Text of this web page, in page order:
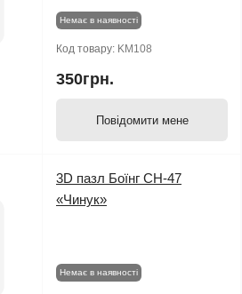
Немає в наявності
Код товару: KM108
350грн.
Повідомити мене
3D пазл Боїнг CH-47
«Чинук»
Немає в наявності